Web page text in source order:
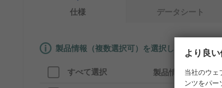
仕様 データシート
製品情報（複数選択可）を選択して、類似製
すべて選択 製品情報
より良
当社のウェ
ンツをパ